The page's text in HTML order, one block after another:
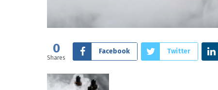
0
Shares
Facebook Twitter